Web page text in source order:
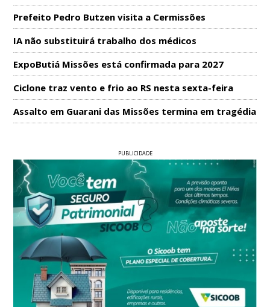
Prefeito Pedro Butzen visita a Cermissões
IA não substituirá trabalho dos médicos
ExpoButiá Missões está confirmada para 2027
Ciclone traz vento e frio ao RS nesta sexta-feira
Assalto em Guarani das Missões termina em tragédia
PUBLICIDADE